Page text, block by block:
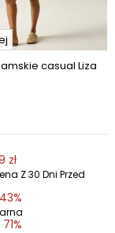
casual Liza
zł
Z 30 Dni Przed